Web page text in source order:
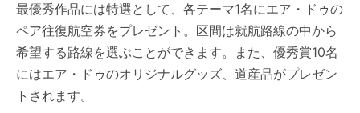
最優秀作品には特選として、各テーマ1名にエア・ドゥの
ペア往復航空券をプレゼント。区間は就航路線の中から
希望する路線を選ぶことができます。また、優秀賞10名
にはエア・ドゥのオリジナルグッズ、道産品がプレゼン
トされます。